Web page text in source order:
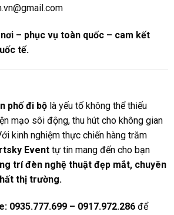
– phục vụ toàn quốc – cam kết
tế.
phố đi bộlà yếu tố không thể thiếu
mạo sôi động, thu hút cho không gian
kinh nghiệm thực chiến hàng trăm
Eventtự tin mang đến cho bạn
trí đèn nghệ thuật đẹp mắt, chuyên
thị trường.
0935.777.699 – 0917.972.286để